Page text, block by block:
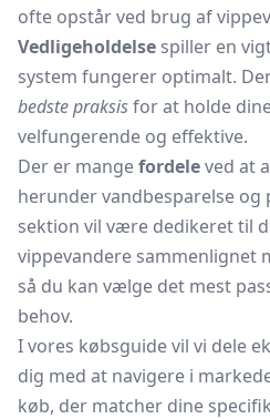
ofte opstår ved brug af
Vedligeholdelse spiller en
system fungerer optimalt.
bedste praksisfor at holde
velfungerende og effektive.
Der er mangefordeleved at
herunder vandbesparelse
sektion vil være dedikeret til
vippevandere sammenlignet
så du kan vælge det mest
behov.
I vores købsguide vil vi dele
dig med at navigere i
køb, der matcher dine